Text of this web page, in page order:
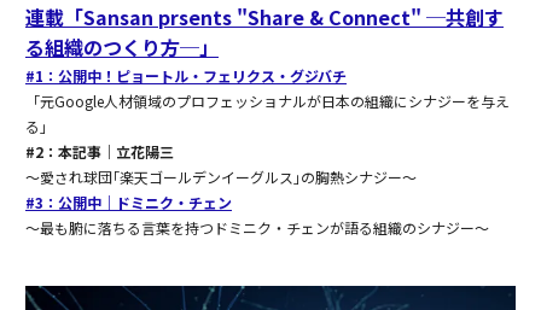
連載「Sansan prsents "Share & Connect" ─共創す
る組織のつくり方─」
#1：公開中！ピョートル・フェリクス・グジバチ
「元Google人材領域のプロフェッショナルが日本の組織にシナジーを与え
る」
#2：本記事｜立花陽三
〜愛され球団｢楽天ゴールデンイーグルス｣の胸熱シナジー〜
#3：公開中｜ドミニク・チェン
〜最も腑に落ちる言葉を持つドミニク・チェンが語る組織のシナジー〜